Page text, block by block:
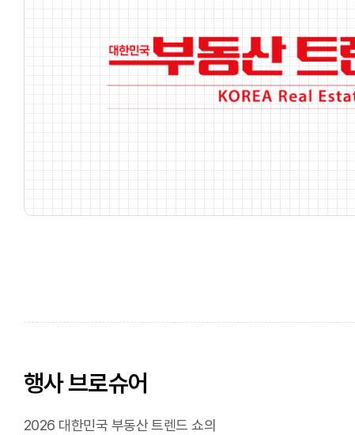
행사 브로슈어
2026 대한민국 부동산 트렌드 쇼의